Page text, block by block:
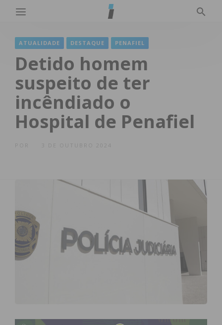
ATUALIDADE DESTAQUE PENAFIEL
Detido homem
suspeito de ter
incêndiado o
Hospital de Penafiel
3 DE OUTUBRO 2024